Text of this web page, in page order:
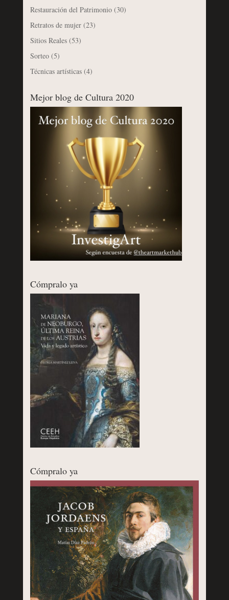
Restauración del Patrimonio(30)
Retratos de mujer(23)
Sitios Reales(53)
Sorteo(5)
Técnicas artísticas(4)
Mejor blog de Cultura 2020
Cómpralo ya
Cómpralo ya